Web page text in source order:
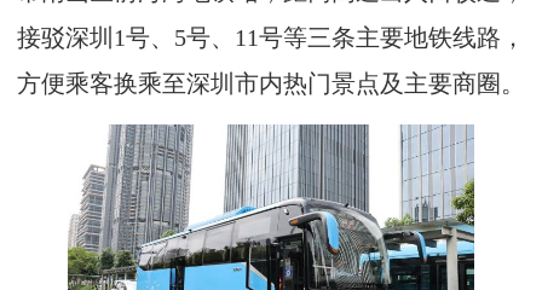
接驳深圳1号、5号、11号等三条主要地铁线路，
方便乘客换乘至深圳市内热门景点及主要商圈。